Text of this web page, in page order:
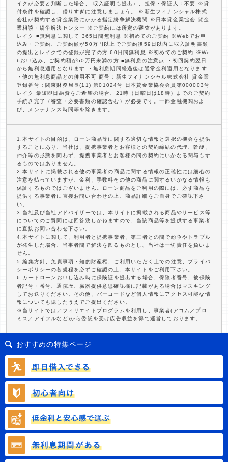
イクが必要と判断した場合、 収入証明も提出）、担保・保証人：不要 ※貸
付条件を確認し、借りすぎに注意しましょう。 ※新生フィナンシャル株式
会社が契約する貸金業務にかかる指定紛争解決機関 ※日本貸金業協会 貸金
業相談・紛争解決センター ※ご契約には所定の審査があります。
レイク ■無利息に関して 365日間無利息 ※初めてのご契約 ※Webでお申
込み・ご契約、ご契約額が50万円以上でご契約後59日以内に収入証明書類
の提出とレイクでの登録が完了の方 60日間無利息 ※初めてのご契約 ※We
bお申込み、ご契約額が50万円未満の方 ■無利息の注意点 ・初回契約翌日
から無利息適用となります ・無利息期間経過後は通常金利適用となります
・他の無利息商品との併用不可 商号：新生フィナンシャル株式会社 貸金業
登録番号：関東財務局長(11) 第01024号 日本貸金業協会会員第000003号
レイク 最短即日融資をご希望の場合、21時（日曜日は18時）までのご契約
手続き完了（審査・必要書類の確認含む）が必要です。一部金融機関およ
び、メンテナンス時間等を除きます。
1.本サイトの目的は、ローン商品等に関する適切な情報と選択の機会を提供
することにあり、当社は、提携事業者とお客様との契約締結の代理、斡旋、
仲介等の形態を問わず、提携事業者とお客様の間の契約にいかなる関与もす
るものではありません。
2.本サイトに掲載される他の事業者の商品に関する情報の正確性には細心の
注意を払っていますが、金利、手数料その他の商品に関するいかなる情報も
保証するものではございません。ローン商品をご利用の際には、必ず商品を
提供する事業者に直接お問い合わせの上、商品詳細をご自身でご確認下さ
い。
3.当社及び当社アドバイザーでは、本サイトに掲載される商品やサービス等
についてのご質問には回答致しかねますので、当該商品等を提供する事業者
に直接お問い合わせ下さい。
4.本サイトに関して、利用者と提携事業者、第三者との間で紛争やトラブル
が発生した場合、当事者間で解決を図るものとし、当社は一切責任を負いま
せん。
5.編集方針、免責事項・知的財産権、ご利用いただく上での注意、プライバ
シーポリシーの各規程を必ずご確認の上、本サイトをご利用下さい。
6.カードローンお申し込み時に保険証を提出する場合、保険者番号、被保険
者記号・番号、通院歴、臓器提供意思確認欄に記載がある場合はマスキング
してお送りください。その他、バーコードなど個人情報にアクセス可能な情
報についても隠したうえでご提出ください。
※当サイトではアフィリエイトプログラムを利用し、事業者(アコム／プロ
ミス／アイフルなど)から委託を受け広告収益を得て運営しております。
おすすめの特集ページ